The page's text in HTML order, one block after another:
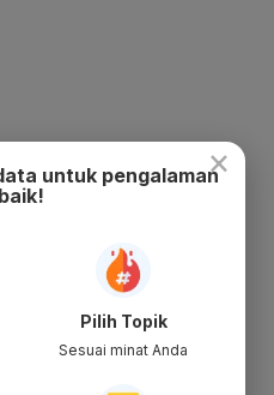
×
untuk pengalaman
Pilih Topik
Sesuai minat Anda